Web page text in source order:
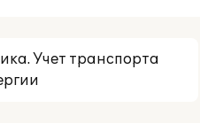
Учет транспорта